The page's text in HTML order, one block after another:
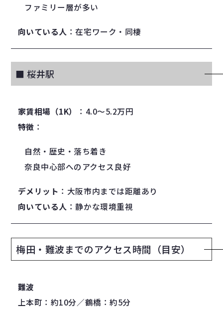
ファミリー層が多い
向いている人 ：在宅ワーク・同棲
■ 桜井駅
家賃相場（1K）
：4.0〜5.2万円
特徴 ：
自然・歴史・落ち着き
奈良中心部へのアクセス良好
デメリット ：大阪市内までは距離あり
向いている人 ：静かな環境重視
梅田・難波までのアクセス時間（目安）
難波
上本町：約10分／鶴橋：約5分